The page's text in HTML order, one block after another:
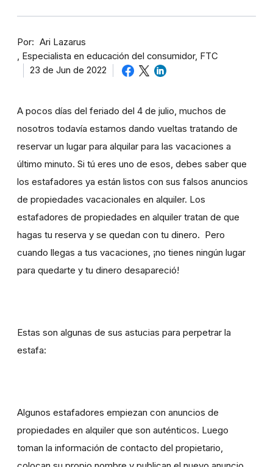
Por
Ari Lazarus
Especialista en educación del consumidor, FTC
23 de Jun de 2022
A pocos días del feriado del 4 de julio, muchos de
nosotros todavía estamos dando vueltas tratando de
reservar un lugar para alquilar para las vacaciones a
último minuto. Si tú eres uno de esos, debes saber que
los estafadores ya están listos con sus falsos anuncios
de propiedades vacacionales en alquiler. Los
estafadores de propiedades en alquiler tratan de que
hagas tu reserva y se quedan con tu dinero. Pero
cuando llegas a tus vacaciones, ¡no tienes ningún lugar
para quedarte y tu dinero desapareció!
Estas son algunas de sus astucias para perpetrar la
estafa:
Algunos estafadores empiezan con anuncios de
propiedades en alquiler que son auténticos. Luego
toman la información de contacto del propietario,